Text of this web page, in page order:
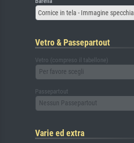
Cornice in tela - Immagine
Vetro & Passepartout
Vetro (compreso il tabellone)
Per favore scegli
Passepartout
Nessun Passepartout
Varie ed extra